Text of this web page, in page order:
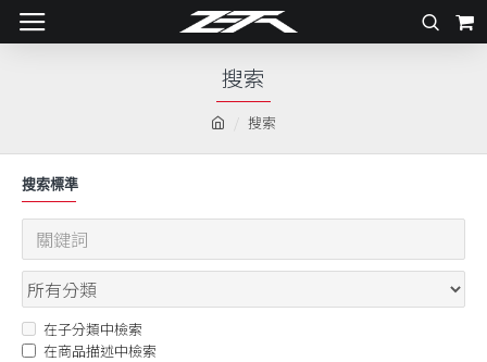
搜索
搜索
搜索標準
在子分類中檢索
在商品描述中檢索